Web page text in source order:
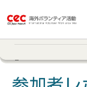
参加者レポ
アメリカ